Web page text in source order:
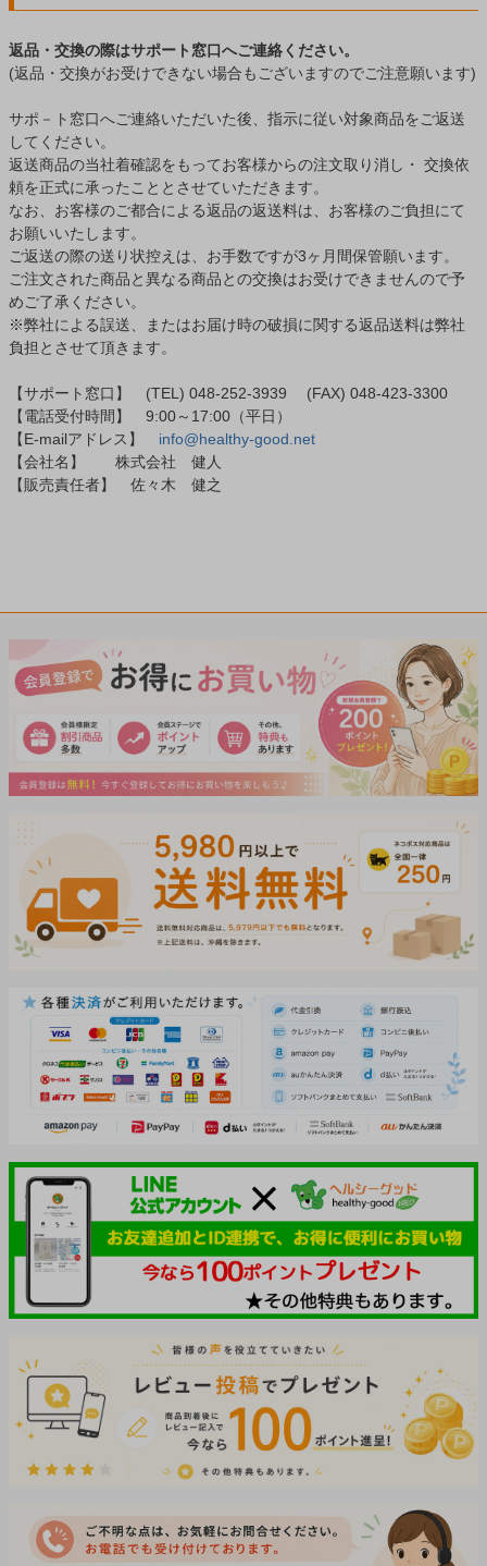
返品・交換の際はサポート窓口へご連絡ください。
(返品・交換がお受けできない場合もございますのでご注意願います)
サポ－ト窓口へご連絡いただいた後、指示に従い対象商品をご返送
してください。
返送商品の当社着確認をもってお客様からの注文取り消し・ 交換依
頼を正式に承ったこととさせていただきます。
なお、お客様のご都合による返品の返送料は、お客様のご負担にて
お願いいたします。
ご返送の際の送り状控えは、お手数ですが3ヶ月間保管願います。
ご注文された商品と異なる商品との交換はお受けできませんので予
めご了承ください。
※弊社による誤送、またはお届け時の破損に関する返品送料は弊社
負担とさせて頂きます。
【サポート窓口】 (TEL) 048-252-3939 (FAX) 048-423-3300
【電話受付時間】 9:00～17:00（平日）
【E-mailアドレス】 info@healthy-good.net
【会社名】 株式会社 健人
【販売責任者】 佐々木 健之